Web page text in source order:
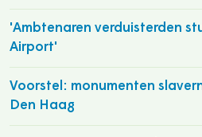
'Ambtenaren verduisterden
Airport'
Voorstel: monumenten
Den Haag